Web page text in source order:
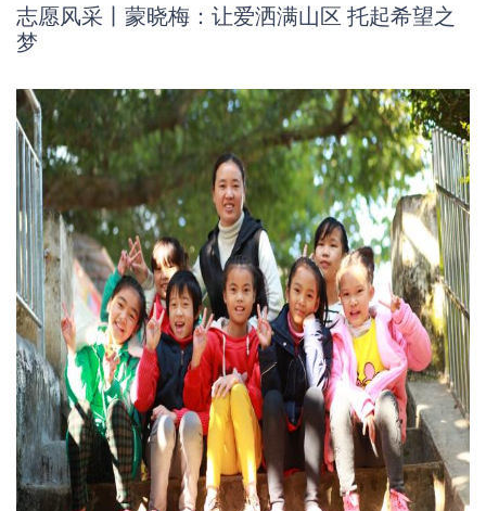
志愿风采丨蒙晓梅：让爱洒满山区 托起希望之
梦